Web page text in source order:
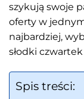
szykują swoje
oferty w
najbardziej,
słodki
Spis treści: